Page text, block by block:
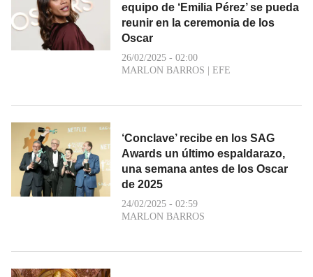
equipo de ‘Emilia Pérez’ se pueda
reunir en la ceremonia de los
Oscar
26/02/2025 - 02:00
MARLON BARROS | EFE
‘Conclave’ recibe en los SAG
Awards un último espaldarazo,
una semana antes de los Oscar
de 2025
24/02/2025 - 02:59
MARLON BARROS